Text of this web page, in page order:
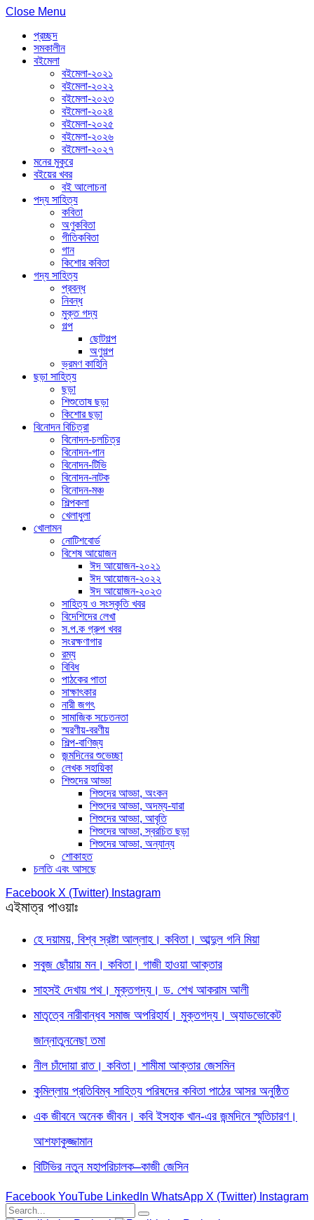
Close Menu
প্রচ্ছদ
সমকালীন
বইমেলা
বইমেলা-২০২১
বইমেলা-২০২২
বইমেলা-২০২৩
বইমেলা-২০২৪
বইমেলা-২০২৫
বইমেলা-২০২৬
বইমেলা-২০২৭
মনের মুকুরে
বইয়ের খবর
বই আলোচনা
পদ্য সাহিত্য
কবিতা
অণুকবিতা
গীতিকবিতা
গান
কিশোর কবিতা
গদ্য সাহিত্য
প্রবন্ধ
নিবন্ধ
মুক্ত গদ্য
গল্প
ছোটগল্প
অণুগল্প
ভ্রমণ কাহিনি
ছড়া সাহিত্য
ছড়া
শিশুতোষ ছড়া
কিশোর ছড়া
বিনোদন বিচিত্রা
বিনোদন-চলচিত্র
বিনোদন-গান
বিনোদন-টিভি
বিনোদন-নাটক
বিনোদন-মঞ্চ
শিল্পকলা
খেলাধুলা
খোলামন
নোটিশবোর্ড
বিশেষ আয়োজন
ঈদ আয়োজন-২০২১
ঈদ আয়োজন-২০২২
ঈদ আয়োজন-২০২৩
সাহিত্য ও সংস্কৃতি খবর
বিদেশিদের লেখা
স.প.ক গ্রুপ খবর
সংরক্ষণাগার
রম্য
বিবিধ
পাঠকের পাতা
সাক্ষাৎকার
নারী জগৎ
সামাজিক সচেতনতা
স্মরণীয়-বরণীয়
শিল্প-বাণিজ্য
জন্মদিনের শুভেচ্ছা
লেখক সহায়িকা
শিশুদের আড্ডা
শিশুদের আড্ডা, অংকন
শিশুদের আড্ডা, অদম্য-যারা
শিশুদের আড্ডা, আবৃতি
শিশুদের আড্ডা, স্বরচিত ছড়া
শিশুদের আড্ডা, অন্যান্য
শোকাহত
চলতি এবং আসছে
Facebook X (Twitter) Instagram
এইমাত্র পাওয়াঃ
হে দয়াময়, বিশ্ব স্রষ্টা আল্লাহ। কবিতা। আব্দুল গনি মিয়া
সবুজ ছোঁয়ায় মন। কবিতা। গাজী হাওয়া আক্তার
সাহসই দেখায় পথ। মুক্তগদ্য। ড. শেখ আকরাম আলী
মাতৃত্বে নারীবান্ধব সমাজ অপরিহার্য। মুক্তগদ্য। অ্যাডভোকেট
জান্নাতুননেছা তমা
নীল চাঁদোয়া রাত। কবিতা। শামীমা আক্তার জেসমিন
কুমিল্লায় প্রতিবিম্ব সাহিত্য পরিষদের কবিতা পাঠের আসর অনুষ্ঠিত
এক জীবনে অনেক জীবন। কবি ইসহাক খান-এর জন্মদিনে স্মৃতিচারণ।
আশফাকুজ্জামান
বিটিভির নতুন মহাপরিচালক–কাজী জেসিন
Facebook YouTube LinkedIn WhatsApp X (Twitter) Instagram